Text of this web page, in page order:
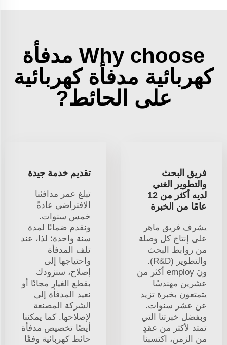
Why choose مدفأة
كهربائية مدفأة كهربائية
على الحائط?
فريق البحث
والتطوير الغني
لديه أكثر من 12
عامًا من الخبرة
يشرف فريق ماهر
على إنتاج كل وصلة
من روابط البحث
والتطوير (R&D).
ونَ employ أكثر من
عشرين مهندسًا
يتمتعون بخبرة تزيد
عن عشر سنوات.
وبفضل خبرتنا التي
تمتد لأكثر من عقدٍ
من الزمن، اكتسبنا
تقديم خدمة جيدة
تبلغ عمر مدافئنا
الافتراضي عادةً
خمس سنوات.
ونقدم ضمانًا لمدة
سنة واحدة؛ لذا، عند
تلف المدفأة
واحتياجها إلى
إصلاح، سنزودك
بقطع الغيار مجانًا أو
نعيد المدفأة إلى
الشركة المصنعة
لإصلاحها. كما يمكننا
أيضًا تخصيص مدفأة
حائط كهربائية وفقًا